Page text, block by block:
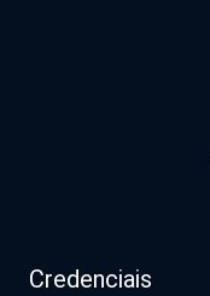
Credenciais